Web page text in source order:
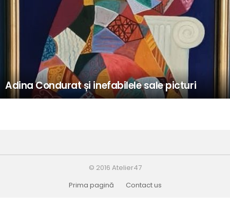
Adina Condurat și inefabilele sale picturi
© 2016 Atelier47
Prima pagină
Contact us